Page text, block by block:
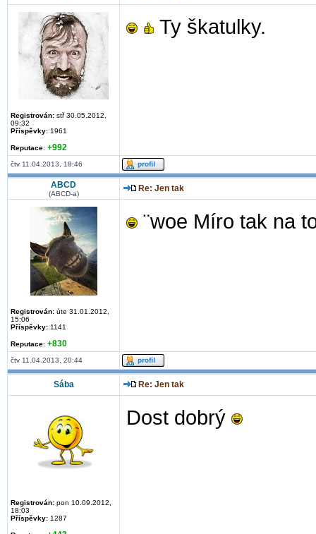
Registrován: stř 30.05.2012,
09:32
Příspěvky: 1961
Reputace: +992
Ty škatulky.
čtv 11.04.2013, 18:46
ABCD
(ABCD-a)
Re: Jen tak
Registrován: úte 31.01.2012,
15:06
Příspěvky: 1141
Reputace: +830
¨woe Míro tak na
čtv 11.04.2013, 20:44
Sába Re: Jen tak
Registrován: pon 10.09.2012,
18:03
Příspěvky: 1287
Dost dobrý